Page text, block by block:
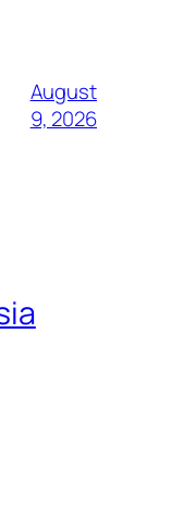
August
9, 2026